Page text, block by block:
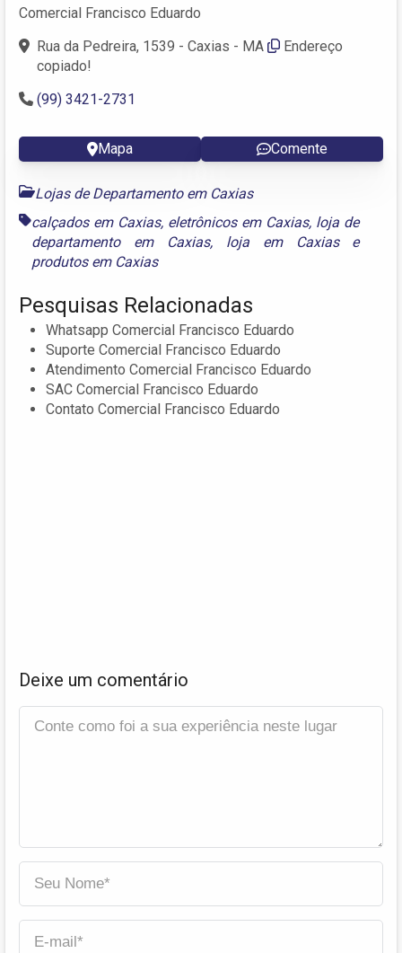
Comercial Francisco Eduardo
Rua da Pedreira, 1539 - Caxias - MA
Endereço
copiado!
(99) 3421-2731
Mapa Comente
Lojas de Departamento em Caxias
calçados em Caxias, eletrônicos em Caxias, loja de
departamento em Caxias, loja em Caxiase
produtos em Caxias
Pesquisas Relacionadas
Whatsapp Comercial Francisco Eduardo
Suporte Comercial Francisco Eduardo
Atendimento Comercial Francisco Eduardo
SAC Comercial Francisco Eduardo
Contato Comercial Francisco Eduardo
Deixe um comentário